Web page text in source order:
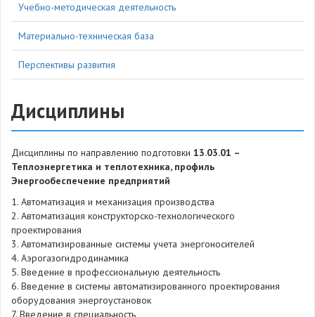
Учебно-методическая деятельность
Материально-техническая база
Перспективы развития
Дисциплины
Дисциплины по направлению подготовки 13.03.01 –
Теплоэнергетика и теплотехника, профиль
Энергообеспечение предприятий
1. Автоматизация и механизация производства
2. Автоматизация конструкторско-технологического
проектирования
3. Автоматизированные системы учета энергоносителей
4. Аэрогазогидродинамика
5. Введение в профессиональную деятельность
6. Введение в системы автоматизированного проектирования
оборудования энергоустановок
7. Введение в специальность